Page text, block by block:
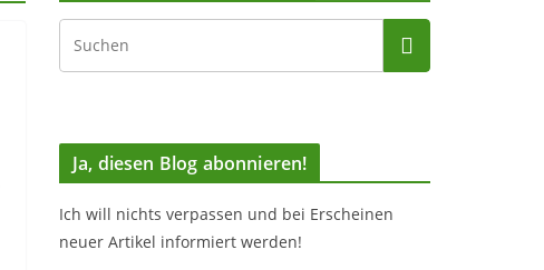
Ja, diesen Blog abonnieren!
Ich will nichts verpassen und bei Erscheinen
neuer Artikel informiert werden!